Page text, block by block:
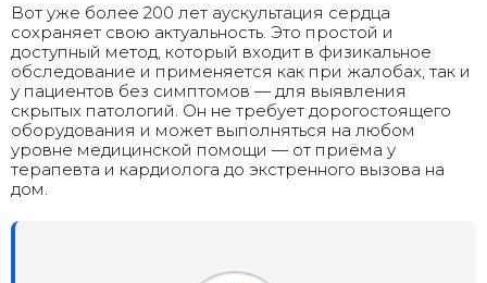
Вот уже более 200 лет аускультация сердца
сохраняет свою актуальность. Это простой и
доступный метод, который входит в физикальное
обследование и применяется как при жалобах, так и
у пациентов без симптомов — для выявления
скрытых патологий. Он не требует дорогостоящего
оборудования и может выполняться на любом
уровне медицинской помощи — от приёма у
терапевта и кардиолога до экстренного вызова на
дом.